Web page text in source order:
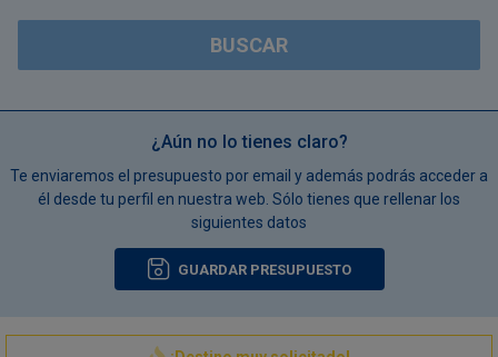
BUSCAR
¿Aún no lo tienes claro?
Te enviaremos el presupuesto por email y además podrás acceder a
él desde tu perfil en nuestra web. Sólo tienes que rellenar los
siguientes datos
GUARDAR PRESUPUESTO